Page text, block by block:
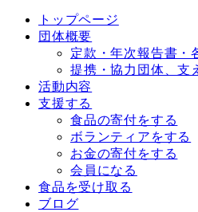
トップページ
団体概要
定款・年次報告書・
提携・協力団体、支
活動内容
支援する
食品の寄付をする
ボランティアをする
お金の寄付をする
会員になる
食品を受け取る
ブログ